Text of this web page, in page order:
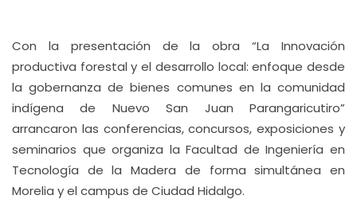
Con la presentación de la obra “La Innovación
productiva forestal y el desarrollo local: enfoque desde
la gobernanza de bienes comunes en la comunidad
indígena de Nuevo San Juan Parangaricutiro”
arrancaron las conferencias, concursos, exposiciones y
seminarios que organiza la Facultad de Ingeniería en
Tecnología de la Madera de forma simultánea en
Morelia y el campus de Ciudad Hidalgo.